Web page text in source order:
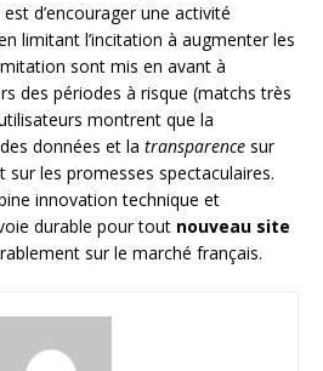
d’encourager une activité
limitant l’incitation à augmenter les
sont mis en avant à
des périodes à risque (matchs très
montrent que la
données et la transparence sur
sur les promesses spectaculaires.
innovation technique et
durable pour tout nouveau site
sur le marché français.